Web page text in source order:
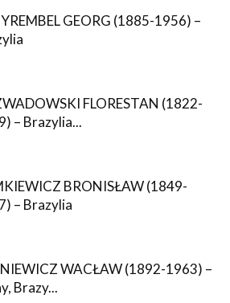
GEORG (1885-1956) –
FLORESTAN (1822-
– Brazylia...
BRONISŁAW (1849-
– Brazylia
WACŁAW (1892-1963) –
Brazy...